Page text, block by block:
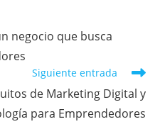
negocio que busca
Siguiente entrada
de Marketing Digital y
para Emprendedores